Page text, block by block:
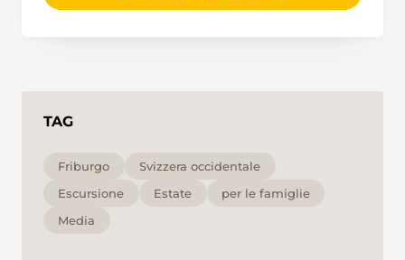
TAG
Friburgo
Svizzera occidentale
Escursione
Estate
per le famiglie
Media